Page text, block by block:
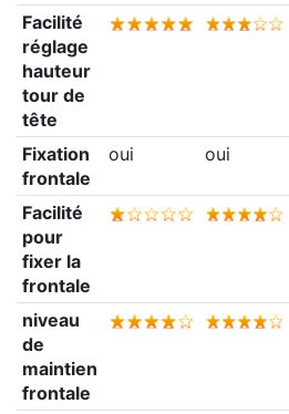
Facilité
réglage
hauteur
tour de
tête
Fixation
frontale
oui oui
Facilité
pour
fixer la
frontale
niveau
de
maintien
frontale